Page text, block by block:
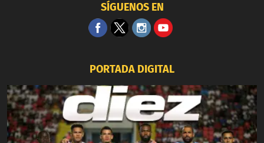
SÍGUENOS EN
PORTADA DIGITAL